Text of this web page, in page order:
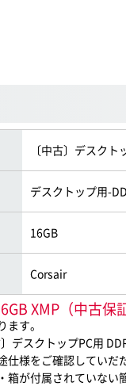
〔中古〕デスクト
デスクトップ用-
16GB
Corsair
XMP（中古
す。
スクトップPC用
様をご確認していだ
が付属されていない